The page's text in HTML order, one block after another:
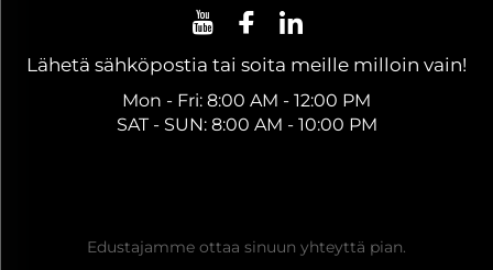
Lähetä sähköpostia tai soita meille milloin vain!
Mon - Fri: 8:00 AM - 12:00 PM
SAT - SUN: 8:00 AM - 10:00 PM
Edustajamme ottaa sinuun yhteyttä pian.